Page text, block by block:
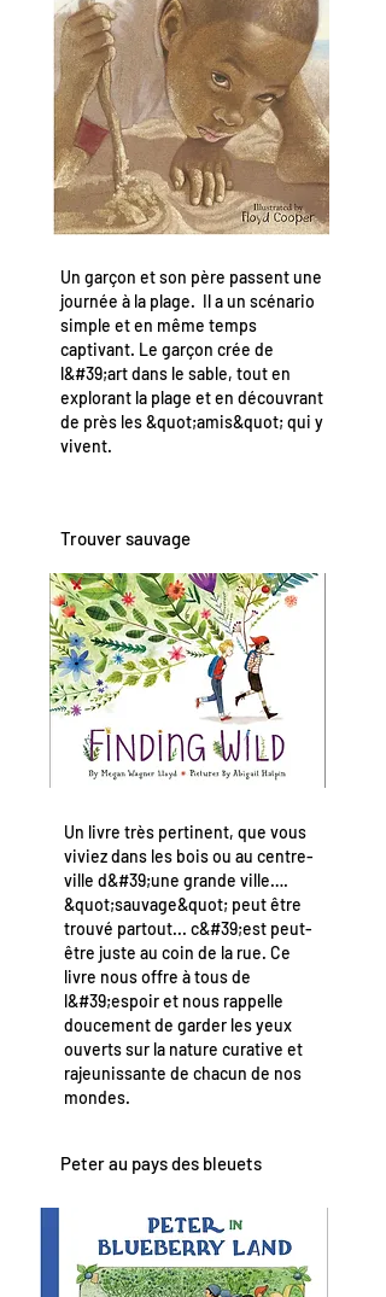
Un garçon et son père passent une
journée à la plage. Il a un scénario
simple et en même temps
captivant. Le garçon crée de
l&#39;art dans le sable, tout en
explorant la plage et en découvrant
de près les &quot;amis&quot; qui y
vivent.
Trouver sauvage
Un livre très pertinent, que vous
viviez dans les bois ou au centre-
ville d&#39;une grande ville….
&quot;sauvage&quot; peut être
trouvé partout... c&#39;est peut-
être juste au coin de la rue. Ce
livre nous offre à tous de
l&#39;espoir et nous rappelle
doucement de garder les yeux
ouverts sur la nature curative et
rajeunissante de chacun de nos
mondes.
Peter au pays des bleuets